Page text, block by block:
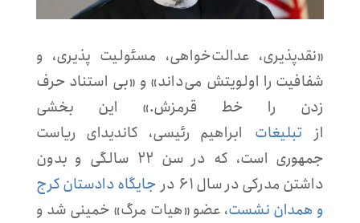
«نقدپذیری، عدالت‌خواهی، مسئولیت پذیری، و
شفافیت را اولویتش می‌داند» و «بی استناد حرف
زدن را خط قرمزش.» این بخشی
از تبلیغات ابراهیم رئیسی، کاندیدای ریاست
جمهوری است، که در سن ۲۲ سالگی و بدون
داشتن مدرکی در سال ۶۱ در
جایگاه دادستان کرج
و همدان نشست، عضو «هیات مرگ» خمینی شد و